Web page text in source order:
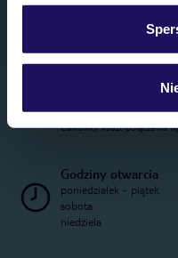
Telefoniczne
22 270 31 20
Całkowity koszt połączenia
Godziny otwarcia
poniedziałek - piątek
sobota
niedziela